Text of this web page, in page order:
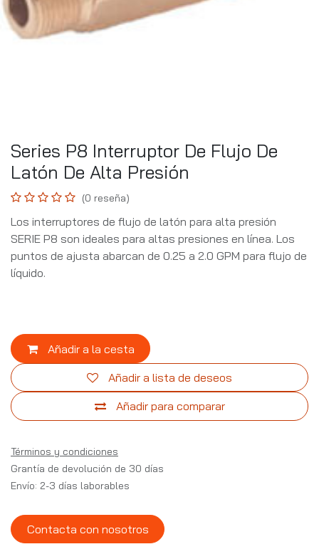
Series P8 Interruptor De Flujo De
Latón De Alta Presión
(0 reseña)
Los interruptores de flujo de latón para alta presión
SERIE P8 son ideales para altas presiones en línea. Los
puntos de ajusta abarcan de 0.25 a 2.0 GPM para flujo de
líquido.
Añadir a la cesta
Añadir para comparar
Añadir a lista de deseos
Términos y condiciones
Grantía de devolución de 30 días
Envío: 2-3 días laborables
Contacta con nosotros